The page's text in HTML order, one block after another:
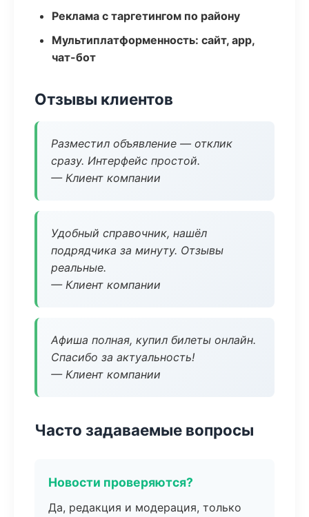
Реклама с таргетингом по району
Мультиплатформенность: сайт, app,
чат-бот
Отзывы клиентов
Разместил объявление — отклик
сразу. Интерфейс простой.
— Клиент компании
Удобный справочник, нашёл
подрядчика за минуту. Отзывы
реальные.
— Клиент компании
Афиша полная, купил билеты онлайн.
Спасибо за актуальность!
— Клиент компании
Часто задаваемые вопросы
Новости проверяются?
Да, редакция и модерация, только